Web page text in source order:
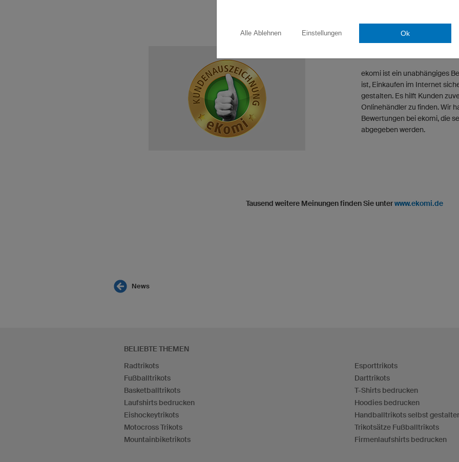
ekomi ist ein unabhängiges
ist, Einkaufen im Internet
gestalten. Es hilft Kunden
Onlinehändler zu finden. Wir
Bewertungen bei ekomi, die
abgegeben werden.
Tausend weitere Meinungen finden Sie unterwww.ekomi.de
News
BELIEBTE THEMEN
Radtrikots
Fußballtrikots
Basketballtrikots
Laufshirts bedrucken
Eishockeytrikots
Motocross Trikots
Mountainbiketrikots
Esporttrikots
Darttrikots
T-Shirts bedrucken
Hoodies bedrucken
Handballtrikots selbst
Trikotsätze Fußballtrikots
Firmenlaufshirts bedrucken
Alle Ablehnen Einstellungen Ok